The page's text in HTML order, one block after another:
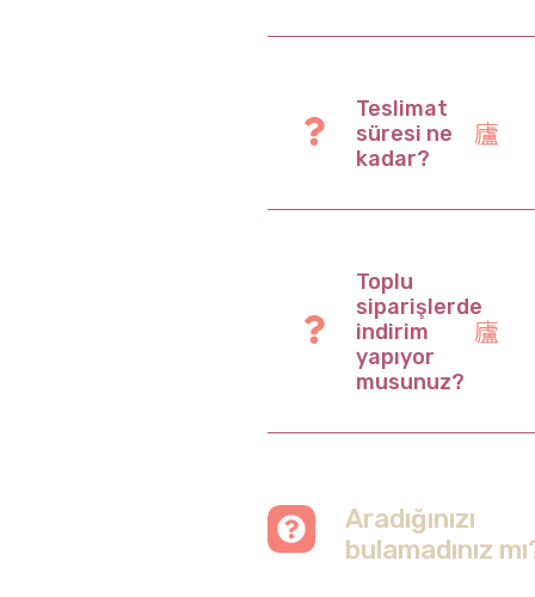
Teslimat
süresi ne
kadar?
Toplu
siparişlerde
indirim
yapıyor
musunuz?
Aradığınızı
bulamadınız